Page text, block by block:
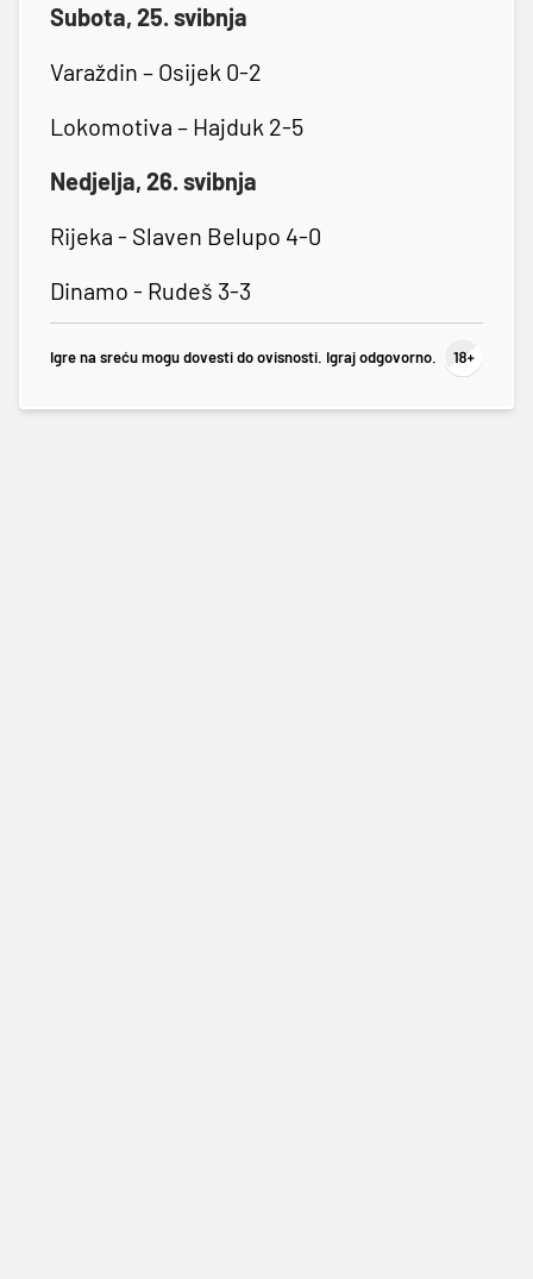
Subota, 25. svibnja
Varaždin – Osijek 0-2
Lokomotiva – Hajduk 2-5
Nedjelja, 26. svibnja
Rijeka - Slaven Belupo 4-0
Dinamo - Rudeš 3-3
Igre na sreću mogu dovesti do ovisnosti. Igraj odgovorno.